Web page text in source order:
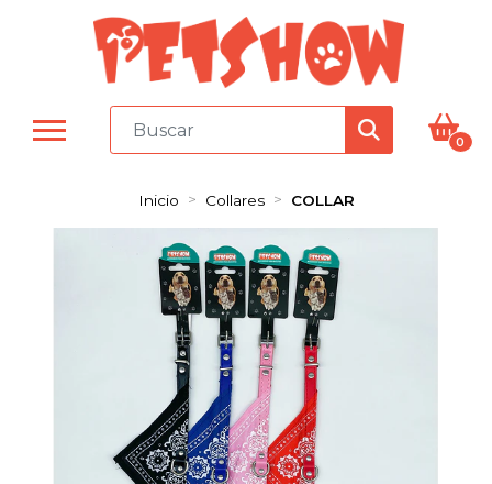
0
Inicio Collares COLLAR